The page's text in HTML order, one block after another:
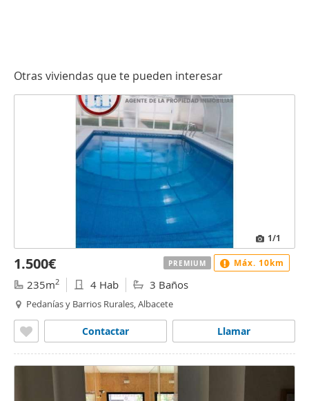
Otras viviendas que te pueden interesar
1/1
1.500€
235m2 4 Hab 3 Baños
Pedanías y Barrios Rurales, Albacete
Llamar
Contactar
PREMIUM Máx. 10km